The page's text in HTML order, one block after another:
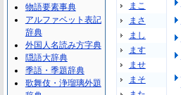
まこ
まさ
まし
ます
ませ
まそ
物語要素事典
アルファベット表記
辞典
外国人名読み方字典
隠語大辞典
季語・季題辞典
歌舞伎・浄瑠璃外題